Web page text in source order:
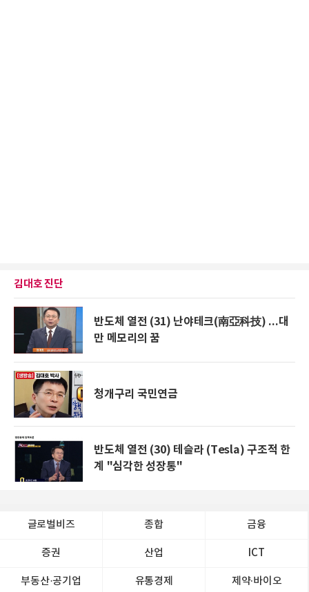
김대호 진단
반도체 열전 (31) 난야테크(南亞科技) ...대
만 메모리의 꿈
청개구리 국민연금
반도체 열전 (30) 테슬라 (Tesla) 구조적 한
계 "심각한 성장통"
글로벌비즈 종합 금융
증권 산업 ICT
부동산·공기업 유통경제 제약∙바이오